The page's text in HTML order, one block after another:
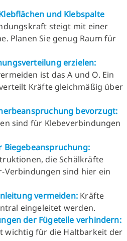
und Klebspalte
steigt mit einer
Planen Sie genug Raum für
erzielen:
ist das A und O. Ein
Kräfte gleichmäßig über
bevorzugt:
sind für Klebeverbindungen
Biegebeanspruchung:
die Schälkräfte
Verbindungen sind hier ein
vermeiden: Kräfte
eingeleitet werden.
der Fügeteile verhindern:
wichtig für die Haltbarkeit der